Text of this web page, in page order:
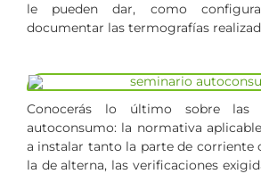
le pueden dar, como
documentar las termografías
Conocerás lo último sobre las
autoconsumo: la normativa
a instalar tanto la parte de corriente
la de alterna, las verificaciones